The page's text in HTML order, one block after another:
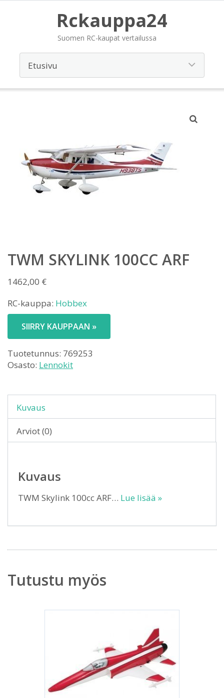
Rckauppa24
Suomen RC-kaupat vertailussa
TWM SKYLINK 100CC ARF
1462,00 €
RC-kauppa: Hobbex
SIIRRY KAUPPAAN »
Tuotetunnus: 769253
Osasto: Lennokit
Kuvaus
Arviot (0)
Kuvaus
TWM Skylink 100cc ARF… Lue lisää »
Tutustu myös